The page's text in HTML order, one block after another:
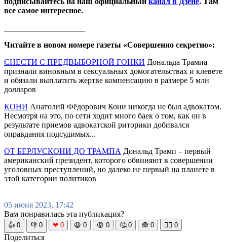
все самое интересное.
Читайте в новом номере газеты «Совершенно секретно»:
СНЕСТИ С ПРЕДВЫБОРНОЙ ГОНКИ Дональда Трампа
признали виновным в сексуальных домогательствах и клевете
и обязали выплатить жертве компенсацию в размере 5 млн
долларов
КОНИ Анатолий Фёдорович Кони никогда не был адвокатом.
Несмотря на это, по сети ходит много баек о том, как он в
результате приемов адвокатской риторики добивался
оправдания подсудимых...
ОТ БЕРЛУСКОНИ ДО ТРАМПА Дональд Трамп – первый
американский президент, которого обвиняют в совершении
уголовных преступлений, но далеко не первый на планете в
этой категории политиков
05 июня 2023, 17:42
Вам понравилась эта публикация?
👍 0 👎 0 ❤ 0 😆 0 😡 0 🤔 0 🙈 0 🧘‍♀️ 0
Поделиться